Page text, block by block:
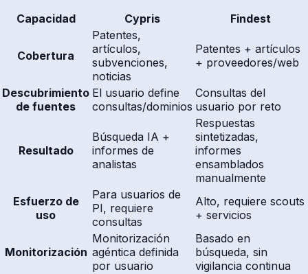
Capacidad Cypris Findest
Cobertura
Patentes,
artículos,
subvenciones,
noticias
Patentes + artículos
+ proveedores/web
Descubrimiento
de fuentes
El usuario define
consultas/dominios
Consultas del
usuario por reto
Resultado
Búsqueda IA +
informes de
analistas
Respuestas
sintetizadas,
informes
ensamblados
manualmente
Esfuerzo de
uso
Para usuarios de
PI, requiere
consultas
Alto, requiere scouts
+ servicios
Monitorización
Monitorización
agéntica definida
por usuario
Basado en
búsqueda, sin
vigilancia continua